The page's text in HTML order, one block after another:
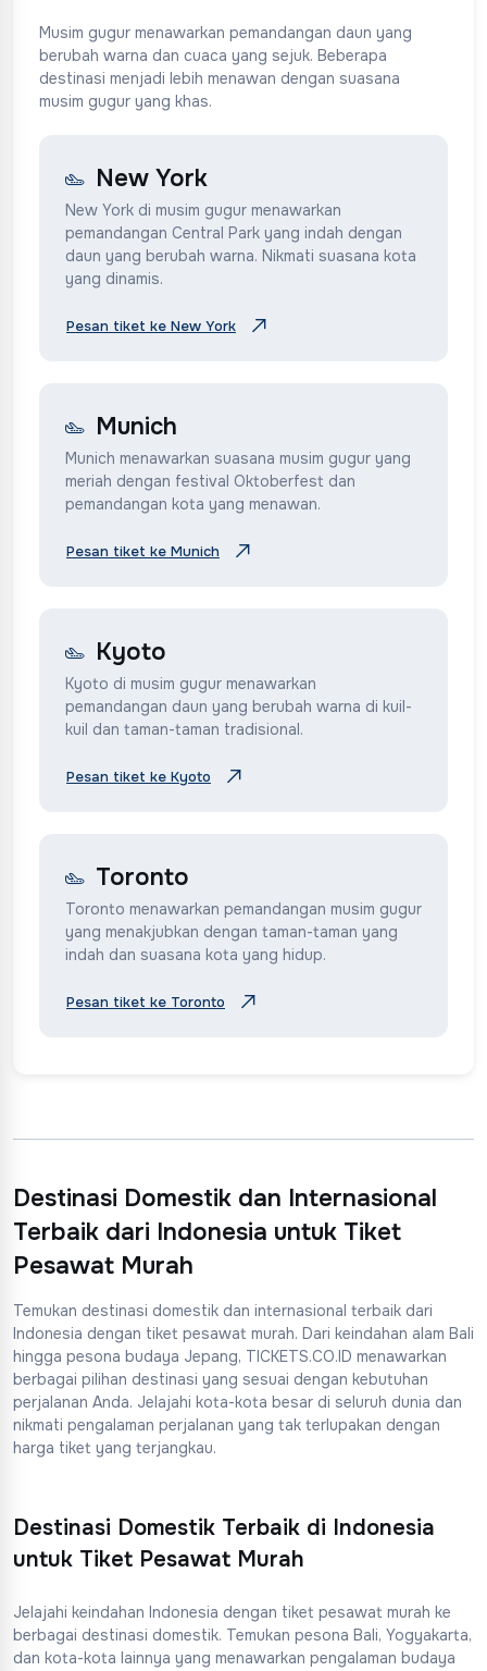
Musim gugur menawarkan pemandangan daun yang
berubah warna dan cuaca yang sejuk. Beberapa
destinasi menjadi lebih menawan dengan suasana
musim gugur yang khas.
New York
New York di musim gugur menawarkan
pemandangan Central Park yang indah dengan
daun yang berubah warna. Nikmati suasana kota
yang dinamis.
Pesan tiket ke New York
Munich
Munich menawarkan suasana musim gugur yang
meriah dengan festival Oktoberfest dan
pemandangan kota yang menawan.
Pesan tiket ke Munich
Kyoto
Kyoto di musim gugur menawarkan
pemandangan daun yang berubah warna di kuil-
kuil dan taman-taman tradisional.
Pesan tiket ke Kyoto
Toronto
Toronto menawarkan pemandangan musim gugur
yang menakjubkan dengan taman-taman yang
indah dan suasana kota yang hidup.
Pesan tiket ke Toronto
Destinasi Domestik dan Internasional
Terbaik dari Indonesia untuk Tiket
Pesawat Murah
Temukan destinasi domestik dan internasional terbaik dari
Indonesia dengan tiket pesawat murah. Dari keindahan alam Bali
hingga pesona budaya Jepang, TICKETS.CO.ID menawarkan
berbagai pilihan destinasi yang sesuai dengan kebutuhan
perjalanan Anda. Jelajahi kota-kota besar di seluruh dunia dan
nikmati pengalaman perjalanan yang tak terlupakan dengan
harga tiket yang terjangkau.
Destinasi Domestik Terbaik di Indonesia
untuk Tiket Pesawat Murah
Jelajahi keindahan Indonesia dengan tiket pesawat murah ke
berbagai destinasi domestik. Temukan pesona Bali, Yogyakarta,
dan kota-kota lainnya yang menawarkan pengalaman budaya